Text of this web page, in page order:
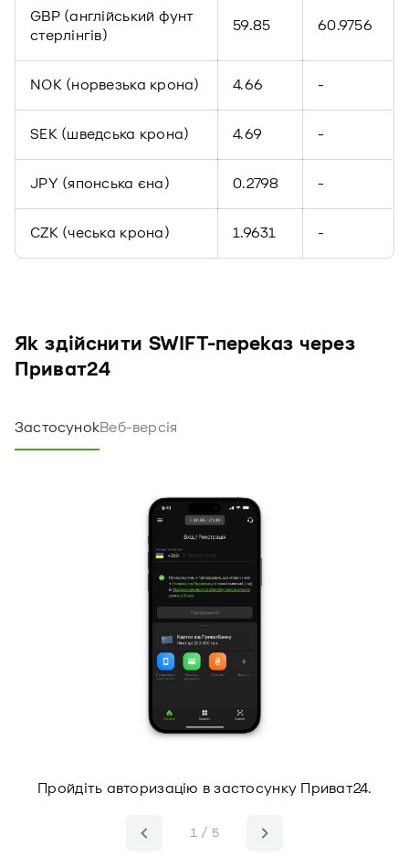
GBP (англійський фунт
стерлінгів)
59.85 60.9756
NOK (норвезька крона) 4.66 -
SEK (шведська крона) 4.69 -
JPY (японська єна) 0.2798 -
CZK (чеська крона) 1.9631 -
Як здійснити SWIFT-переказ через
Приват24
ЗастосунокВеб-версія
Пройдіть авторизацію в застосунку Приват24.
1 / 5